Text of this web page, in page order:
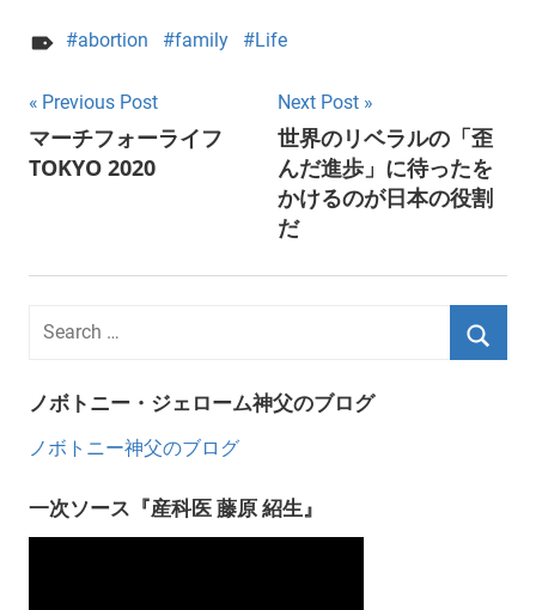
abortion family Life
Post
navigation
Previous Post
マーチフォーライフ
TOKYO 2020
Next Post
世界のリベラルの「歪
んだ進歩」に待ったを
かけるのが日本の役割
だ
ノボトニー・ジェローム神父のブログ
ノボトニー神父のブログ
一次ソース『産科医 藤原 紹生』